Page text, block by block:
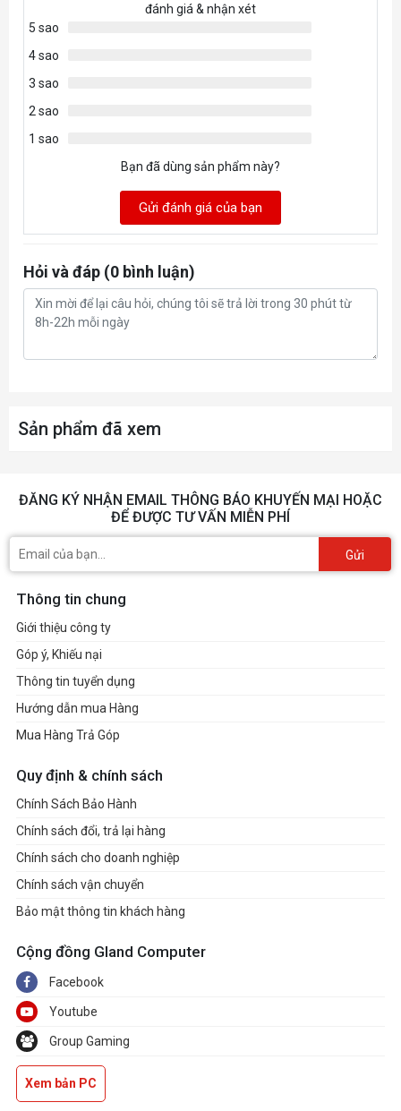
614.9 x 532.7 x 206.7 mm
Trọng lượng
Tính năng đồng bộ
Tương thích VESA
DVI-D
HDMI
Dây kèm theo trong
hộp
dây nguồn - dây kết nối
Phụ kiện kèm theo
Khác
đánh giá & nhận xét
5 sao
4 sao
3 sao
2 sao
1 sao
Bạn đã dùng sản phẩm này?
Gửi đánh giá của bạn
Hỏi và đáp (0 bình luận)
Sản phẩm đã xem
ĐĂNG KÝ NHẬN EMAIL THÔNG BÁO KHUYẾN MẠI HOẶC
ĐỂ ĐƯỢC TƯ VẤN MIỄN PHÍ
Gửi
Thông tin chung
Giới thiệu công ty
Góp ý, Khiếu nại
Thông tin tuyển dụng
Hướng dẫn mua Hàng
Mua Hàng Trả Góp
Quy định & chính sách
Chính Sách Bảo Hành
Chính sách đổi, trả lại hàng
Chính sách cho doanh nghiệp
Chính sách vận chuyển
Bảo mật thông tin khách hàng
Cộng đồng Gland Computer
Facebook
Youtube
Group Gaming
Xem bản PC